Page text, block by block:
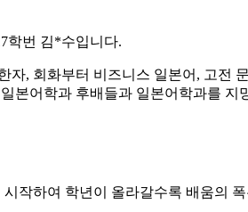
학번 김*수입니다.
자, 회화부터 비즈니스 일본어, 고전
본어학과 후배들과 일본어학과를
작하여 학년이 올라갈수록 배움의